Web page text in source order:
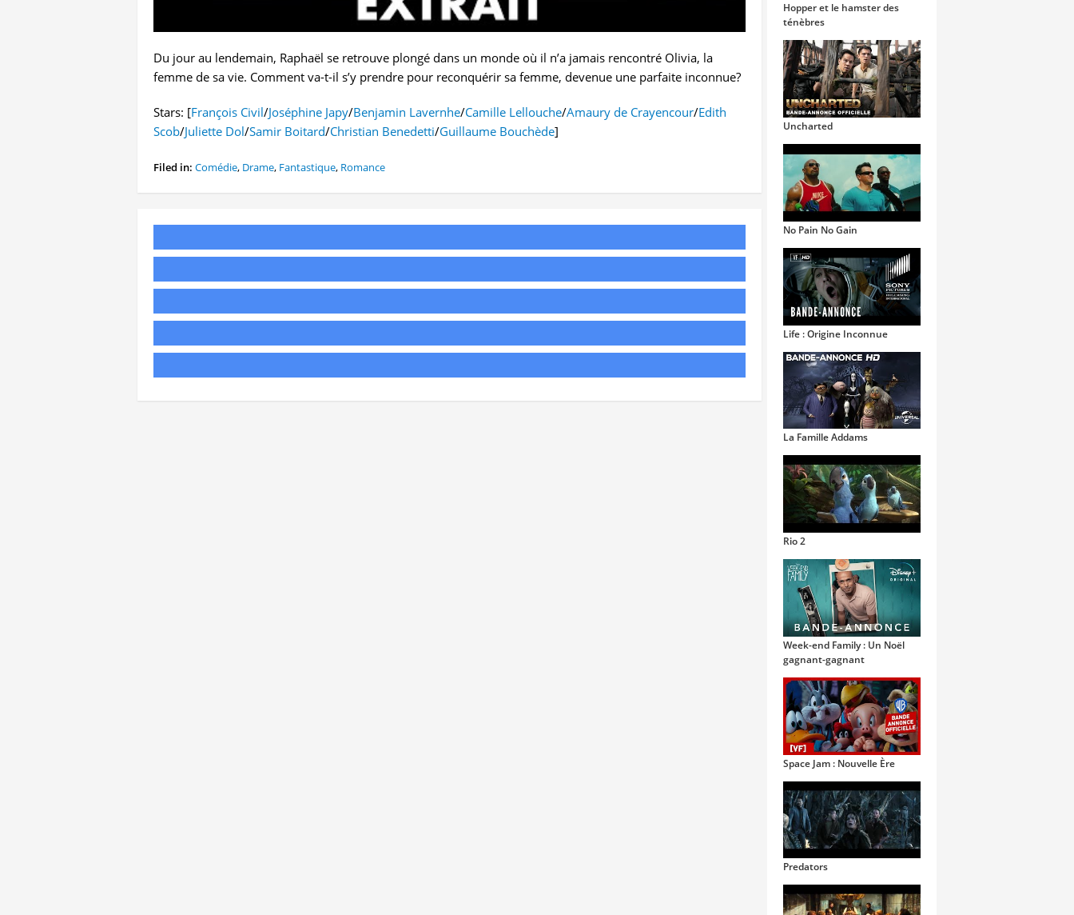
Du jour au lendemain, Raphaël se retrouve plongé dans un monde où il n’a jamais rencontré Olivia, la
femme de sa vie. Comment va-t-il s’y prendre pour reconquérir sa femme, devenue une parfaite inconnue?
Stars: [François Civil/Joséphine Japy/Benjamin Lavernhe/Camille Lellouche/Amaury de Crayencour/Edith
Scob/Juliette Dol/Samir Boitard/Christian Benedetti/Guillaume Bouchède]
Filed in: Comédie, Drame, Fantastique, Romance
Hopper et le hamster des
ténèbres
Uncharted
No Pain No Gain
Life : Origine Inconnue
La Famille Addams
Rio 2
Week-end Family : Un Noël
gagnant-gagnant
Space Jam : Nouvelle Ère
Predators